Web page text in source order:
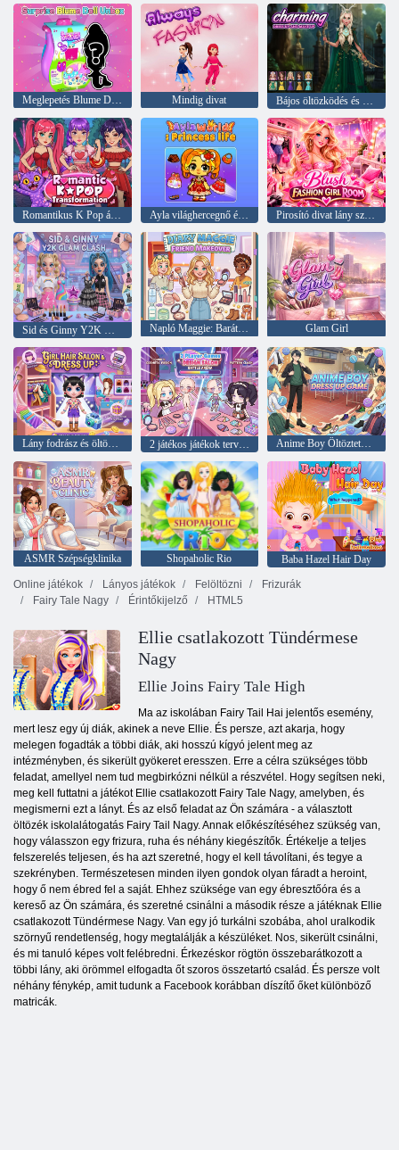
Meglepetés Blume Doll Unbox Mindig divat Bájos öltözködés és smink
Romantikus K Pop átalakulás Ayla világhercegnő élete Pirosító divat lány szoba
Napló Maggie: Baráti átalakítás Glam Girl
Lány fodrász és öltöztetős 2 játékos játékok tervezési szalon Anime Boy Öltöztetős Játék
ASMR Szépségklinika Shopaholic Rio
Baba Hazel Hair Day
Online játékok
Lányos játékok Felöltözni
Frizurák
Fairy Tale Nagy
Érintőkijelző HTML5
Ellie csatlakozott Tündérmese
Nagy
Ellie Joins Fairy Tale High
Ma az iskolában Fairy Tail Hai jelentős esemény,
mert lesz egy új diák, akinek a neve Ellie. És persze, azt akarja, hogy
melegen fogadták a többi diák, aki hosszú kígyó jelent meg az
intézményben, és sikerült gyökeret eresszen. Erre a célra szükséges több
feladat, amellyel nem tud megbirkózni nélkül a részvétel. Hogy segítsen neki,
meg kell futtatni a játékot Ellie csatlakozott Fairy Tale Nagy, amelyben, és
megismerni ezt a lányt. És az első feladat az Ön számára - a választott
öltözék iskolalátogatás Fairy Tail Nagy. Annak előkészítéséhez szükség van,
hogy válasszon egy frizura, ruha és néhány kiegészítők. Értékelje a teljes
felszerelés teljesen, és ha azt szeretné, hogy el kell távolítani, és tegye a
szekrényben. Természetesen minden ilyen gondok olyan fáradt a heroint,
hogy ő nem ébred fel a saját. Ehhez szüksége van egy ébresztőóra és a
kereső az Ön számára, és szeretné csinálni a második része a játéknak Ellie
csatlakozott Tündérmese Nagy. Van egy jó turkálni szobába, ahol uralkodik
szörnyű rendetlenség, hogy megtalálják a készüléket. Nos, sikerült csinálni,
és mi tanuló képes volt felébredni. Érkezéskor rögtön összebarátkozott a
többi lány, aki örömmel elfogadta őt szoros összetartó család. És persze volt
néhány fénykép, amit tudunk a Facebook korábban díszítő őket különböző
matricák.